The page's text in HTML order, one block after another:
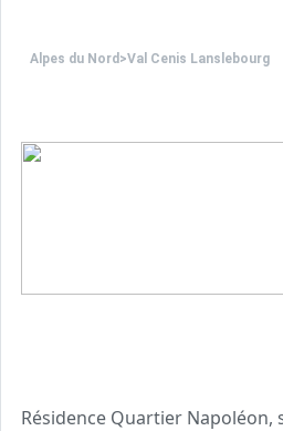
Alpes du Nord >Val Cenis Lanslebourg